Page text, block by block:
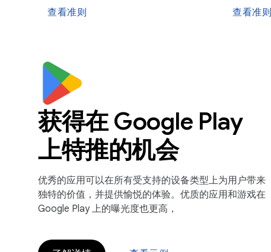
查看准则 查看准则
获得在 Google Play
上特推的机会
优秀的应用可以在所有受支持的设备类型上为用户带来
独特的价值，并提供愉悦的体验。优质的应用和游戏在
Google Play 上的曝光度也更高，